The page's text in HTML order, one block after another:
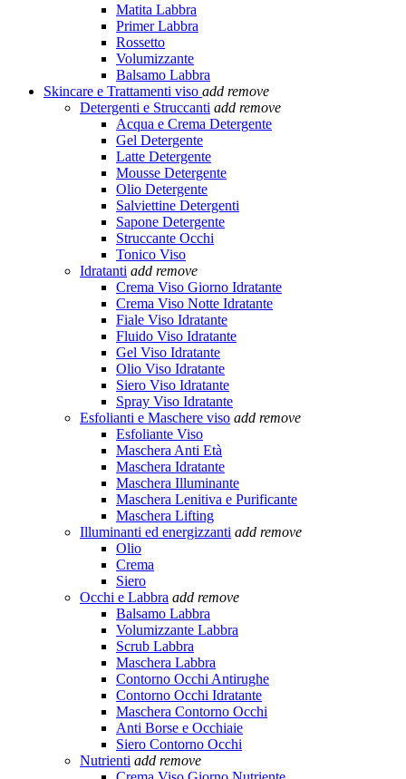
Matita Labbra
Primer Labbra
Rossetto
Volumizzante
Balsamo Labbra
Skincare e Trattamenti viso add remove
Detergenti e Struccanti add remove
Acqua e Crema Detergente
Gel Detergente
Latte Detergente
Mousse Detergente
Olio Detergente
Salviettine Detergenti
Sapone Detergente
Struccante Occhi
Tonico Viso
Idratanti add remove
Crema Viso Giorno Idratante
Crema Viso Notte Idratante
Fiale Viso Idratante
Fluido Viso Idratante
Gel Viso Idratante
Olio Viso Idratante
Siero Viso Idratante
Spray Viso Idratante
Esfolianti e Maschere viso add remove
Esfoliante Viso
Maschera Anti Età
Maschera Idratante
Maschera Illuminante
Maschera Lenitiva e Purificante
Maschera Lifting
Illuminanti ed energizzanti add remove
Olio
Crema
Siero
Occhi e Labbra add remove
Balsamo Labbra
Volumizzante Labbra
Scrub Labbra
Maschera Labbra
Contorno Occhi Antirughe
Contorno Occhi Idratante
Maschera Contorno Occhi
Anti Borse e Occhiaie
Siero Contorno Occhi
Nutrienti add remove